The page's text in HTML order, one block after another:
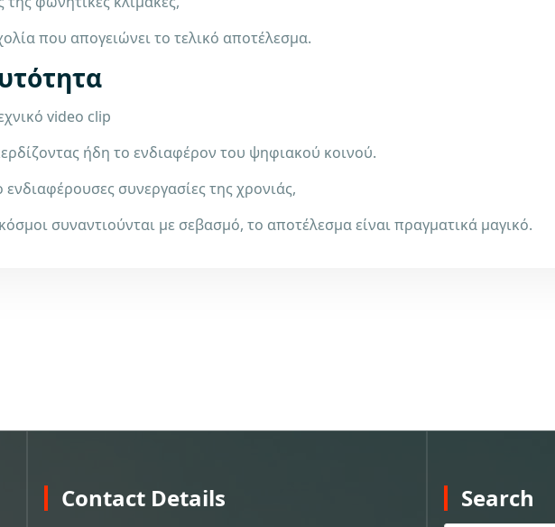
που απογειώνει το τελικό αποτέλεσμα.
video clip
ήδη το ενδιαφέρον του ψηφιακού κοινού.
συνεργασίες της χρονιάς,
συναντιούνται με σεβασμό, το αποτέλεσμα είναι πραγματικά μαγικό.
Contact Details Search